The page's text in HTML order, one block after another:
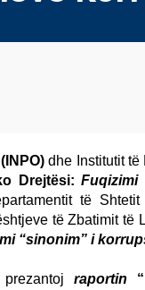
(INPO)dhe Institutit të
Drejtësi:Fuqizimi
të
të Zbatimit të
“sinonim” i
prezantojraportin “